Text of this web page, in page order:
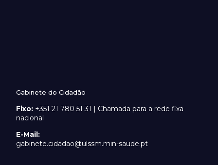
Gabinete do Cidadão
Fixo: +351 21 780 51 31 | Chamada para a rede fixa
nacional
E-Mail:
gabinete.cidadao@ulssm.min-saude.pt